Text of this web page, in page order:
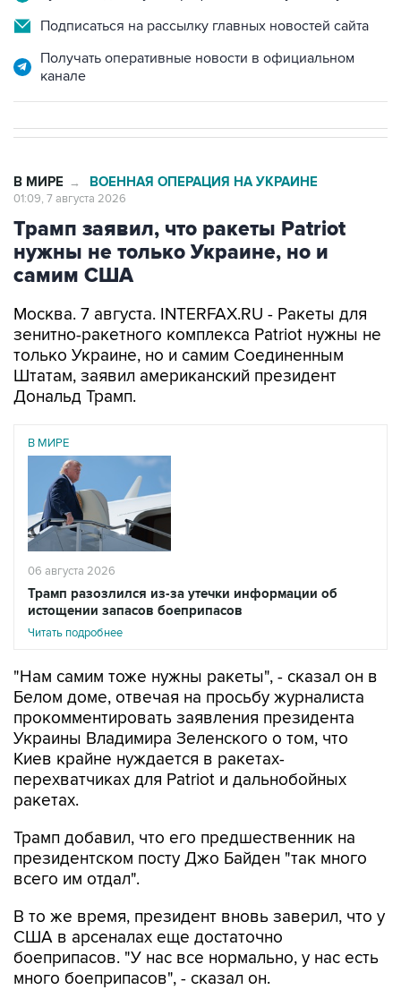
Получать оперативные новости в официальном
Трамп заявил, что ракеты Patriot
нужны не только Украине, но и
самим США
Москва. 7 августа. INTERFAX.RU - Ракеты для
только Украине, но и самим Соединенным
Штатам, заявил американский президент
Дональд Трамп.
В МИРЕ
06 августа 2026
Трамп разозлился из-за утечки информации об
истощении запасов боеприпасов
Читать подробнее
"Нам самим тоже нужны ракеты", - сказал он в
прокомментировать заявления президента
Украины Владимира Зеленского о том, что
Киев крайне нуждается в ракетах-
перехватчиках для Patriot и дальнобойных
ракетах.
Трамп добавил, что его предшественник на
всего им отдал".
В то же время, президент вновь заверил, что у
боеприпасов. "У нас все нормально, у нас есть
много боеприпасов", - сказал он.
При этом Трамп пояснил, что американской